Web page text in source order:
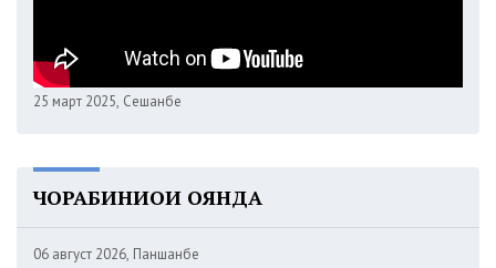
25 март 2025, Сешанбе
ЧОРАБИНИҲОИ ОЯНДА
06 август 2026, Панҷшанбе